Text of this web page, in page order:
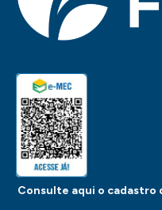
Consulte aqui o cadastro